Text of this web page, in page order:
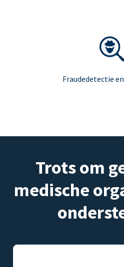
Fraudedetectie
Trots om
medische